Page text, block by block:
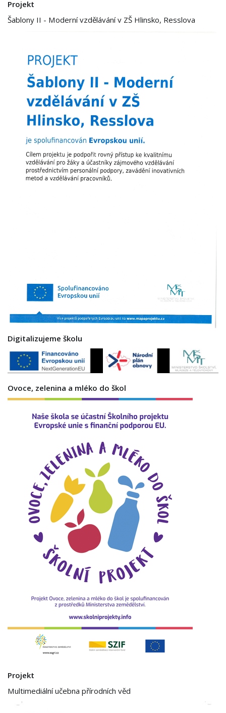
Projekt
Šablony II - Moderní vzdělávání v ZŠ Hlinsko, Resslova
Digitalizujeme školu
Ovoce, zelenina a mléko do škol
Projekt
Multimediální učebna přírodních věd